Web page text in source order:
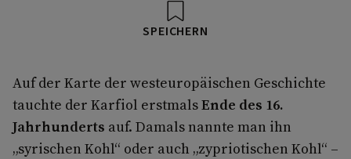
SPEICHERN
Auf der Karte der westeuropäischen Geschichte
tauchte der Karfiol erstmalsEnde des 16.
Jahrhunderts auf. Damals nannte man ihn
„syrischen Kohl“ oder auch „zypriotischen Kohl“ –